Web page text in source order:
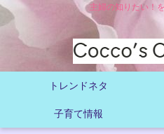
主婦の知りたい！
トレンドネタ
子育て情報